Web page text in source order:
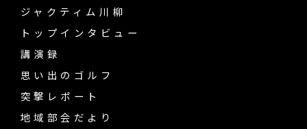
ジャクティム川柳
トップインタビュー
講演録
思い出のゴルフ
突撃レポート
地域部会だより